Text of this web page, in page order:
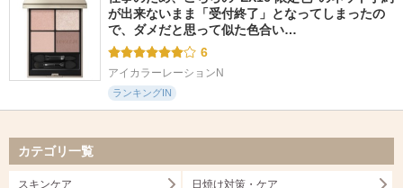
が出来ないまま「受付終了」となってしまったの
で、ダメだと思って似た色合い…
6
アイカラーレーションN
ランキングIN
カテゴリ一覧
スキンケア 日焼け対策・ケア